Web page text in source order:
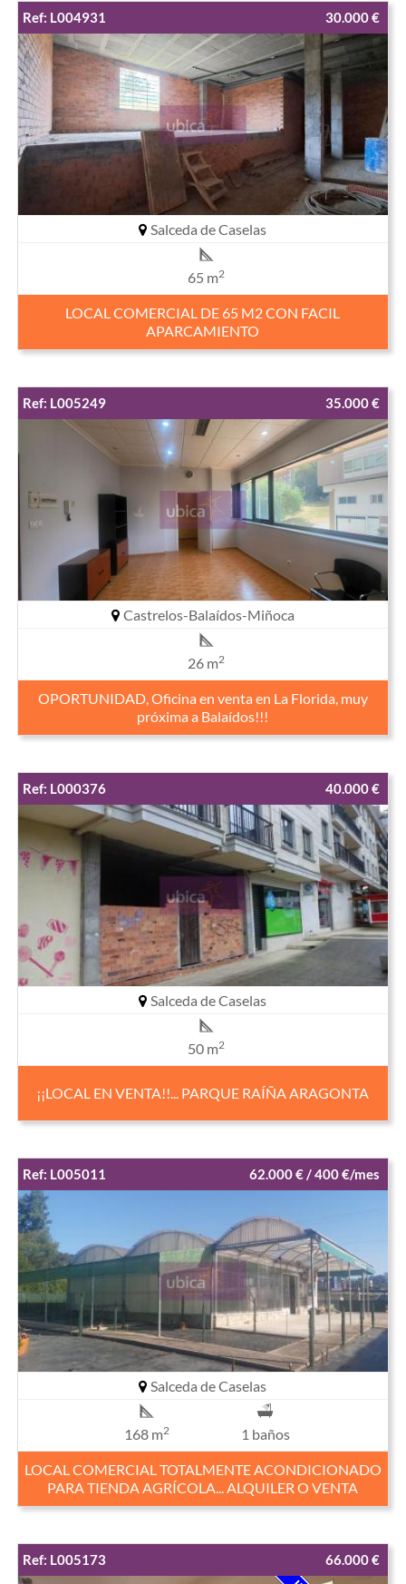
Ref: L004931 30.000 €
Salceda de Caselas
65 m2
LOCAL COMERCIAL DE 65 M2 CON FACIL
APARCAMIENTO
Ref: L005249 35.000 €
Castrelos-Balaídos-Miñoca
26 m2
OPORTUNIDAD, Oficina en venta en La Florida, muy
próxima a Balaídos!!!
Ref: L000376 40.000 €
Salceda de Caselas
50 m2
¡¡LOCAL EN VENTA!!... PARQUE RAÍÑA ARAGONTA
Ref: L005011 62.000 € / 400 €/mes
Salceda de Caselas
168 m2 1 baños
LOCAL COMERCIAL TOTALMENTE ACONDICIONADO
PARA TIENDA AGRÍCOLA... ALQUILER O VENTA
Ref: L005173 66.000 €